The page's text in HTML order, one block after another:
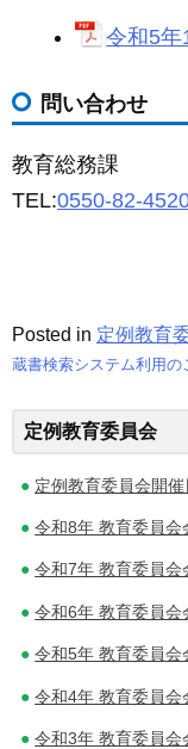
令和5年
問い合わせ
教育総務課
TEL:0550-82-
Posted in 定例教育
稿
ナ
ビ
ゲ
ー
シ
ョ
蔵書検索システム利用の
定例教育委員会
定例教育委員会開催
令和8年 教育委員会
令和7年 教育委員会
令和6年 教育委員会
令和5年 教育委員会
令和4年 教育委員会
令和3年 教育委員会